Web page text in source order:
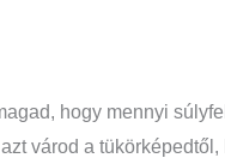
hogy mennyi
várod a